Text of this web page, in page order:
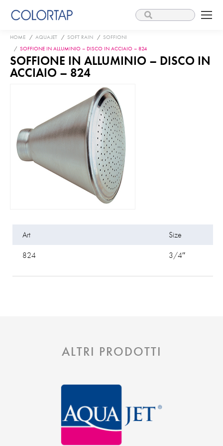
Search:
You are here:
HOME AQUAJET SOFT RAIN
SOFFIONI
SOFFIONE IN ALLUMINIO – DISCO IN ACCIAIO – 824
SOFFIONE IN ALLUMINIO – DISCO IN
ACCIAIO – 824
Art
Size
824
3/4″
ALTRI PRODOTTI